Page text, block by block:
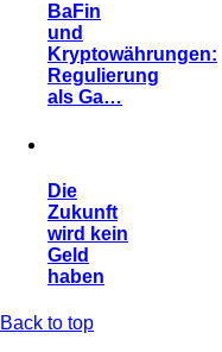
BaFin
und
Kryptowährungen:
Regulierung
als Ga…
Die
Zukunft
wird kein
Geld
haben
Back to top